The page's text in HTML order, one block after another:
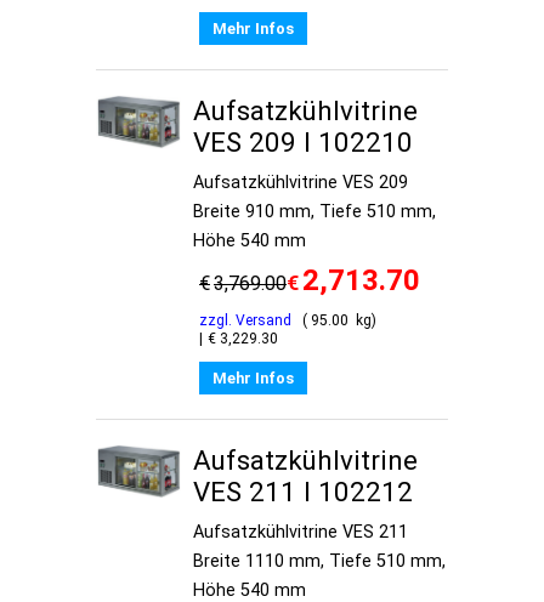
Mehr Infos
Aufsatzkühlvitrine
VES 209 I 102210
Aufsatzkühlvitrine VES 209
Breite 910 mm, Tiefe 510 mm,
Höhe 540 mm
€3,769.00€ 2,713.70
zzgl. Versand 95.00
kg
€ 3,229.30
Mehr Infos
Aufsatzkühlvitrine
VES 211 I 102212
Aufsatzkühlvitrine VES 211
Breite 1110 mm, Tiefe 510 mm,
Höhe 540 mm